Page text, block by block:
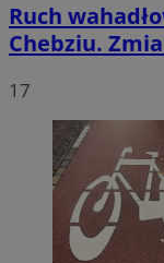
Ruch
Chebziu.
17